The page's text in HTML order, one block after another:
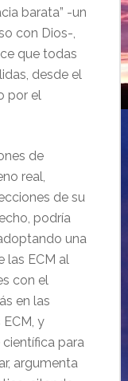
barata” -un
con Dios-,
que todas
desde el
por el
de
real,
de su
podría
una
las ECM al
con el
en las
y
para
argumenta